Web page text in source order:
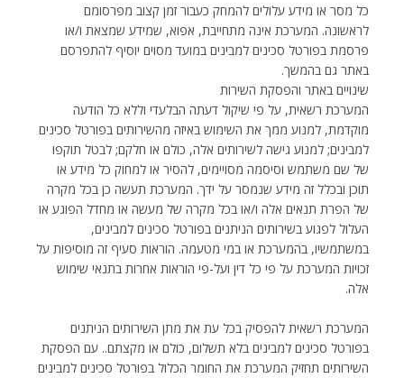
כל מסר או מידע עלולים להמחק כעבור זמן קצוב מפרסומם
לראשונה. המערכת אינה מתחייבת, אפוא, שמידע שמצאת ו/או
פרסמת בפורטל סכינים למבינים במועד מסוים יוסיף להתפרסם
באתר גם בהמשך.
שינויים באתר והפסקת השירות
המערכת רשאית, על פי שיקול דעתה הבלעדי וללא כל הודעה
מוקדמת, למנוע ממך את השימוש באיזה מהשירותים בפורטל סכינים
למבינים; למנוע גישה לשירותים אלה, כולם או חלקם; לבטל תוקפו
של שם משתמש וסיסמה מסויימים, להסיר או למחוק כל מידע או
תוכן ובכלל זה מידע שנמסר על ידך. המערכת תעשה כן בכל מקרה
של הפרת תנאים אלה ו/או בכל מקרה של מעשה או מחדל הפוגע או
העלול לפגוע בשירותים הניתנים בפורטל סכינים למבינים,
במשתמשיו, בהמערכת או במי מטעמה. הוראות סעיף זה מוסיפות על
זכויות המערכת על פי כל דין ועל-פי הוראות אחרות בתנאי שימוש
אלה.
המערכת רשאית להפסיק בכל עת את מתן השירותים הניתנים
בפורטל סכינים למבינים בלא תשלום, כולם או מקצתם.. עם הפסקת
השירותים תחזיק המערכת את החומר הכלול בפורטל סכינים למבינים